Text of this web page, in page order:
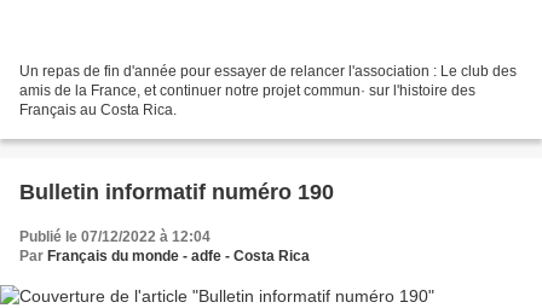
Un repas de fin d'année pour essayer de relancer l'association : Le club des
amis de la France, et continuer notre projet commun· sur l'histoire des
Français au Costa Rica.
Bulletin informatif numéro 190
Publié le 07/12/2022 à 12:04
Par Français du monde - adfe - Costa Rica